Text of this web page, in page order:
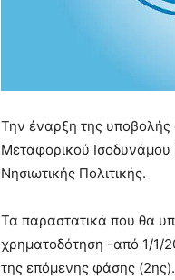
Την έναρξη της υποβολής
Μεταφορικού Ισοδυνάμου
Νησιωτικής Πολιτικής.
Τα παραστατικά που θα
χρηματοδότηση -από 1/1/
της επόμενης φάσης (2ης).